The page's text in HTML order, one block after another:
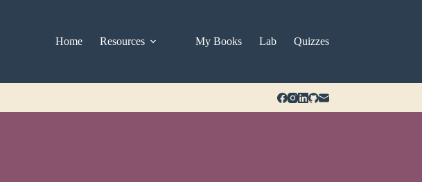
Home Resources My Books Lab Quizzes